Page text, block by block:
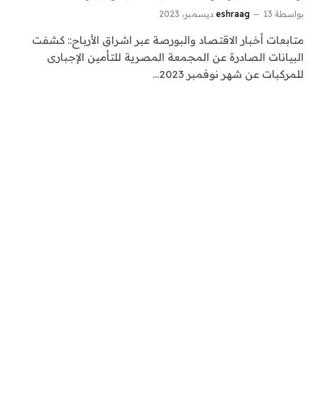
بواسطة eshraag 13 ديسمبر، 2023
متابعات أخبار الاقتصاد والبورصة عبر اشراق الأرباح:: كشفت
البيانات الصادرة عن المجمعة المصرية للتأمين الإجبارى
للمركبات عن شهر نوفمبر 2023…